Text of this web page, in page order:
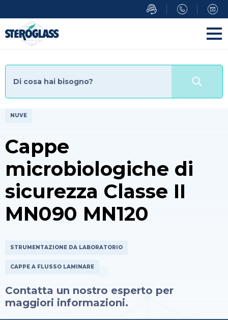
al
contenuto
principale
NUVE
Cappe
microbiologiche di
sicurezza Classe II
MN090 MN120
STRUMENTAZIONE DA LABORATORIO
CAPPE A FLUSSO LAMINARE
Contatta un nostro esperto per
maggiori informazioni.